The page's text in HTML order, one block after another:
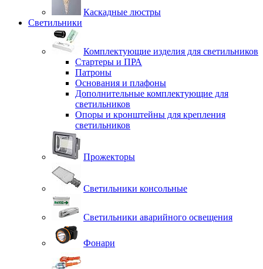
Каскадные люстры
Светильники
Комплектующие изделия для светильников
Стартеры и ПРА
Патроны
Основания и плафоны
Дополнительные комплектующие для
светильников
Опоры и кронштейны для крепления
светильников
Прожекторы
Светильники консольные
Светильники аварийного освещения
Фонари